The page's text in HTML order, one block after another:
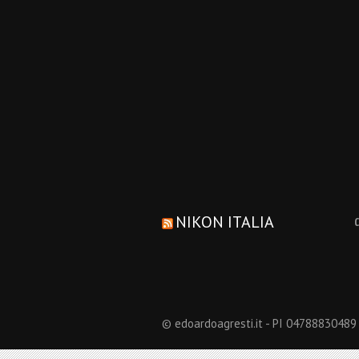
NIKON ITALIA
© edoardoagresti.it - PI